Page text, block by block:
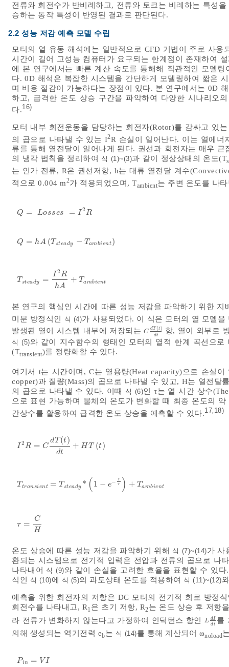
전류와 회전수가 반비례하고, 전류와 토크는 비례하는 특성
승하는 동작 특성이 반영된 결과로 판단된다.
2.2 성능 저감 예측 모델 수립
모터의 열 유동 해석에는 일반적으로 CFD 기법이 주로 사
시간이 길어 고성능 컴퓨터가 요구되는 한계점이 존재하여
에 본 연구에서는 빠른 계산 속도를 통해해 직관적인 모델
다. 0D 해석은 복잡한 시스템을 간단하게 모델링하여 짧은
며 비용 절감이 가능하다는 장점이 있다. 본 연구에서는 0D
하고, 급격한 온도 상승 구간을 파악하여 다양한 시나리오
다.16)
모터 내부 회전운동을 담당하는 회전자(Rotor)를 감싸고 있
의 곱으로 나타낼 수 있는 I2R 손실이 일어난다. 이는 열에너
류를 통해 열전달이 일어나게 된다. 권선과 회전자는 매우
의 냉각 법칙을 정리하여 식 (1)~(3)과 같이 정상상태의 온도(T
는 인가 전류, R은 권선저항, h는 대류 열전달 계수
적으로 0.004 m2가 적용되었으며, Tambient는 주변 온도를 나
Q = Losses = I 2 R
Q= Loss s =I2R
Q = h A (Tsteady − Tambient )
Q=h ATsteady -Tambie
T steady =
I 2R
hA
+ T ambient
Tstea dy =I2R hA+Tamb
본 연구의 핵심인 시간에 따른 성능 저감을 파악하기 위한
미분 방정식인 식 (4)가 사용되었다. 이 식은 모터의 열 모델
발생된 열이 시스템 내부에 저장되는C
dT(t)
dt
CdT(t) dt
항, 열이 외부로
식 (5)와 같이 지수함수의 형태인 모터의 열적 한계 곡선으
(Ttransient)를 정량화할 수 있다.
여기서 t는 시간이며, C는 열용량(Heat capacity)으로 손실
copper)과 질량(Mass)의 곱으로 나타낼 수 있고, H는 열전달
의 곱으로 나타낼 수 있다. 이때 식 (6)인 τ는 열 시간 상수
으로 표현 가능하며 물체의 온도가 변화할 때 최종 온도의
간상수를 활용하여 급격한 온도 상승을 예측할 수 있다.17, 18)
I 2R = C
dT(t)
dt
+ H T (t)
I2R=CdT (t) dt+HTt
T transient = T steady * ( 1 − e−
t
τ
) + T ambient
Ttransient =Tst e ad y *1 -e-tτ+Tambi
τ =
C
H
τ= CH
온도 상승에 따른 성능 저감을 파악하기 위해 식 (7)~(14)가 사
환되는 시스템으로 전기적 입력은 전압과 전류의 곱으로 나
나타내어 식 (9)와 같이 손실을 고려한 효율을 표현할 수 있
식인
식 (10)에 식 (5)의 과도상태 온도를 적용하여 식 (11)~(12)
예측을 위한 회전자의 저항은 DC 모터의 전기적 회로 방정
회전수를 나타내고, R1 은 초기 저항, R2는 온도 상승 후 저항
라 전류가 변화하지 않는다고 가정하여 인덕턴스 항인
L dI
dt
LdIdt
를
의해 생성되는 역기전력 eb는 식 (14)를 통해 계산되어 ωnoload
Pin = V I
P in =VI